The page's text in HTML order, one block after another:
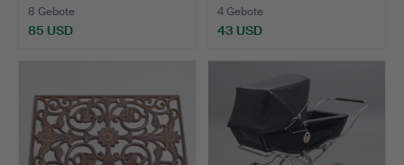
8 Gebote
85 USD
4 Gebote
43 USD